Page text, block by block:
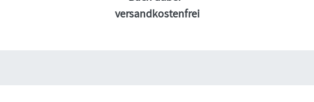
versandkostenfrei